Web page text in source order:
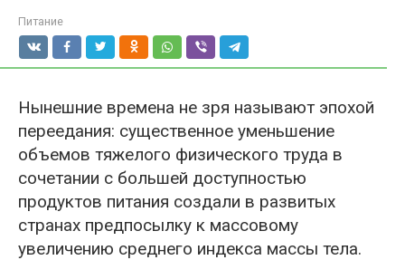
Питание
Нынешние времена не зря называют эпохой
переедания: существенное уменьшение
объемов тяжелого физического труда в
сочетании с большей доступностью
продуктов питания создали в развитых
странах предпосылку к массовому
увеличению среднего индекса массы тела.